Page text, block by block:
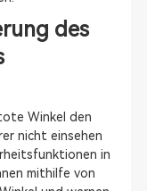
des
Winkel den
nicht einsehen
in
mithilfe von